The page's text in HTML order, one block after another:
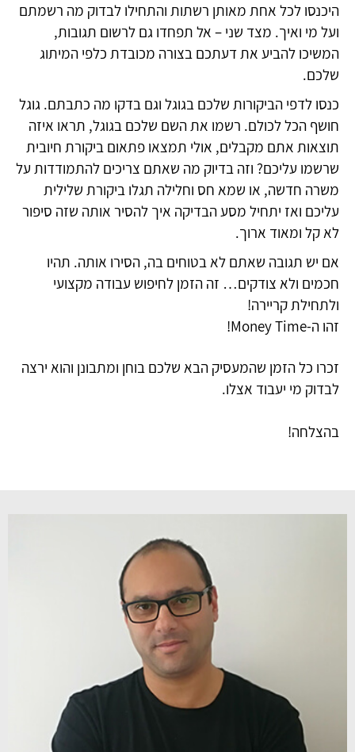
היכנסו לכל אחת מאותן רשתות והתחילו לבדוק מה רשמתם
ועל מי ואיך. מצד שני – אל תפחדו גם לרשום תגובות,
המשיכו להביע את דעתכם בצורה מכובדת כלפי המיתוג
שלכם.
כנסו לדפי הביקורות שלכם בגוגל וגם בדקו מה כתבתם. גוגל
חושף הכל לכולם. רשמו את השם שלכם בגוגל, תראו איזה
תוצאות אתם מקבלים, אולי תמצאו פתאום ביקורת חיובית
שרשמו עליכם? וזה בדיוק מה שאתם צריכים להתמודדות על
משרה חדשה, או שמא חס וחלילה תגלו ביקורת שלילית
עליכם ואז יתחיל מסע הבדיקה איך להסיר אותה שזה סיפור
לא קל ומאוד ארוך.
אם יש תגובה שאתם לא בטוחים בה, הסירו אותה. תהיו
חכמים ולא צודקים… זה הזמן לחיפוש עבודה מקצועי
ולתחילת קריירה!
זהו ה-Money Time!
זכרו כל הזמן שהמעסיק הבא שלכם בוחן ומתבונן והוא ירצה
לבדוק מי יעבוד אצלו.
בהצלחה!